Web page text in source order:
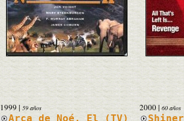
1999 | 59 años
Arca de Noé, El (TV)
2000| 60 años
Shiner